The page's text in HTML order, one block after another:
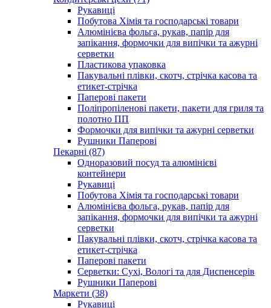
Рукавиці
Побутова Хімія та господарські товари
Алюмінієва фольга, рукав, папір для
запікання, формочки для випічки та ажурні
серветки
Пластикова упаковка
Пакувальні плівки, скотч, стрічка касова та
етикет-стрічка
Паперові пакети
Поліпропіленові пакети, пакети для гриля та
полотно ПП
Формочки для випічки та ажурні серветки
Рушники Паперові
Пекарні (87)
Одноразовий посуд та алюмінієві
контейнери
Рукавиці
Побутова Хімія та господарські товари
Алюмінієва фольга, рукав, папір для
запікання, формочки для випічки та ажурні
серветки
Пакувальні плівки, скотч, стрічка касова та
етикет-стрічка
Паперові пакети
Серветки: Сухі, Вологі та для Диспенсерів
Рушники Паперові
Маркети (38)
Рукавиці